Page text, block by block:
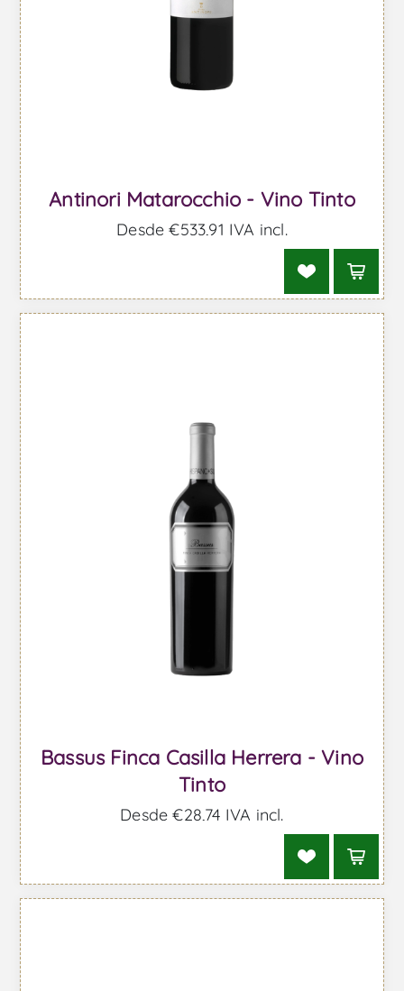
Antinori Matarocchio - Vino Tinto
Desde €533,91 IVA incl.
Bassus Finca Casilla Herrera - Vino
Tinto
Desde €28,74 IVA incl.